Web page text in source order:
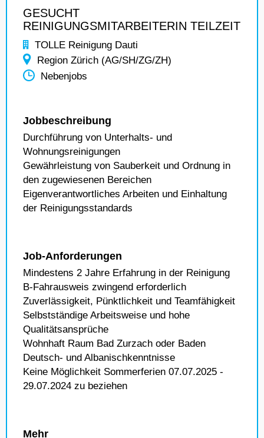
GESUCHT
REINIGUNGSMITARBEITERIN TEILZEIT
TOLLE Reinigung Dauti
Region Zürich (AG/SH/ZG/ZH)
Nebenjobs
Jobbeschreibung
Durchführung von Unterhalts- und
Wohnungsreinigungen
Gewährleistung von Sauberkeit und Ordnung in
den zugewiesenen Bereichen
Eigenverantwortliches Arbeiten und Einhaltung
der Reinigungsstandards
Job-Anforderungen
Mindestens 2 Jahre Erfahrung in der Reinigung
B-Fahrausweis zwingend erforderlich
Zuverlässigkeit, Pünktlichkeit und Teamfähigkeit
Selbstständige Arbeitsweise und hohe
Qualitätsansprüche
Wohnhaft Raum Bad Zurzach oder Baden
Deutsch- und Albanischkenntnisse
Keine Möglichkeit Sommerferien 07.07.2025 -
29.07.2024 zu beziehen
Mehr